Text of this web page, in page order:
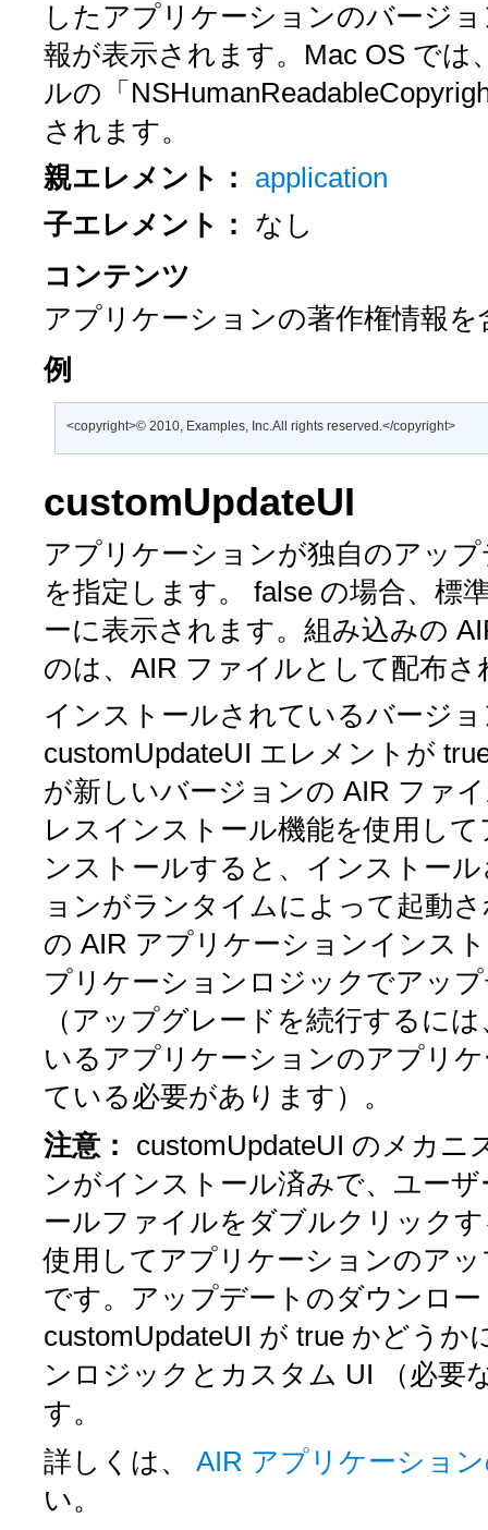
したアプリケーションのバージ
報が表示されます。Mac OS で
ルの「
されます。
親エレメント： application
子エレメント： なし
コンテンツ
アプリケーションの著作権情報
例
<copyright>© 2010, Examples, Inc.All rights reserved.</copyright>
customUpdateUI
アプリケーションが独自のアッ
を指定します。 false の場合、標
ーに表示されます。組み込みの
のは、AIR ファイルとして配布
インストールされているバージ
customUpdateUI エレメントが
が新しいバージョンの AIR ファ
レスインストール機能を使用し
ンストールすると、インストー
ョンがランタイムによって起動
の AIR アプリケーションインス
プリケーションロジックでアッ
（アップグレードを続行するに
いるアプリケーションのアプリ
ている必要があります）。
注意： customUpdateUI のメカニ
ンがインストール済みで、ユー
ールファイルをダブルクリック
使用してアプリケーションのア
です。アップデートのダウンロ
customUpdateUI が true かどうか
ンロジックとカスタム UI （必要
す。
詳しくは、 AIR アプリケーショ
い。